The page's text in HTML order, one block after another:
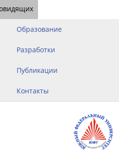
Образование
Разработки
Публикации
Контакты